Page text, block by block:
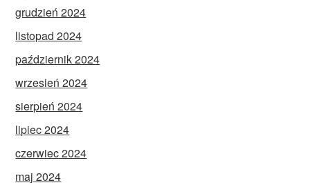
grudzień 2024
listopad 2024
październik 2024
wrzesień 2024
sierpień 2024
lipiec 2024
czerwiec 2024
maj 2024